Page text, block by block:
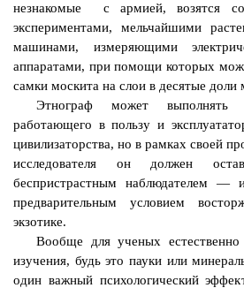
незнакомые
с армией, возятся со
экспериментами, мельчайшими
машинами, измеряющими
аппаратами, при помощи которых
самки москита на слои в десятые доли
Этнограф может выполнять
работающего в пользу и
цивилизаторства, но в рамках своей
исследователя он должен
беспристрастным наблюдателем —
предварительным условием
экзотике.
Вообще для ученых
изучения, будь это пауки или
один важный психологический